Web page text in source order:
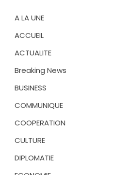
A LA UNE
ACCUEIL
ACTUALITE
Breaking News
BUSINESS
COMMUNIQUE
COOPERATION
CULTURE
DIPLOMATIE